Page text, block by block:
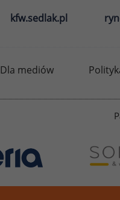
kfw.sedlak.pl
Dla mediów